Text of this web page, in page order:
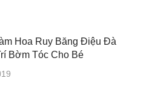
Hoa Ruy Băng Điệu Đà
Bờm Tóc Cho Bé